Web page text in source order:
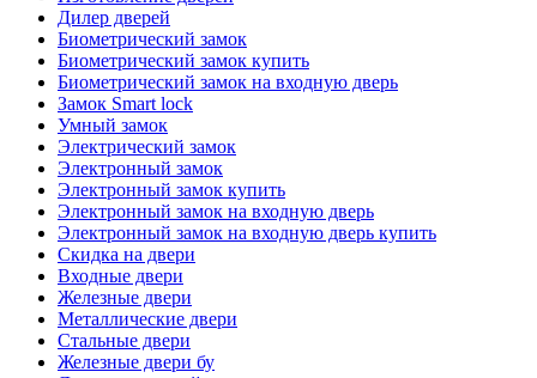
Дилер дверей
Биометрический замок
Биометрический замок купить
Биометрический замок на входную дверь
Замок Smart lock
Умный замок
Электрический замок
Электронный замок
Электронный замок купить
Электронный замок на входную дверь
Электронный замок на входную дверь купить
Скидка на двери
Входные двери
Железные двери
Металлические двери
Стальные двери
Железные двери бу